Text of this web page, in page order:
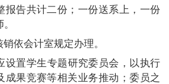
报告共计二份；一份送系上，一份
依会计室规定办理。
设置学生专题研究委员会，以执行
成果竞赛等相关业务推动；委员之